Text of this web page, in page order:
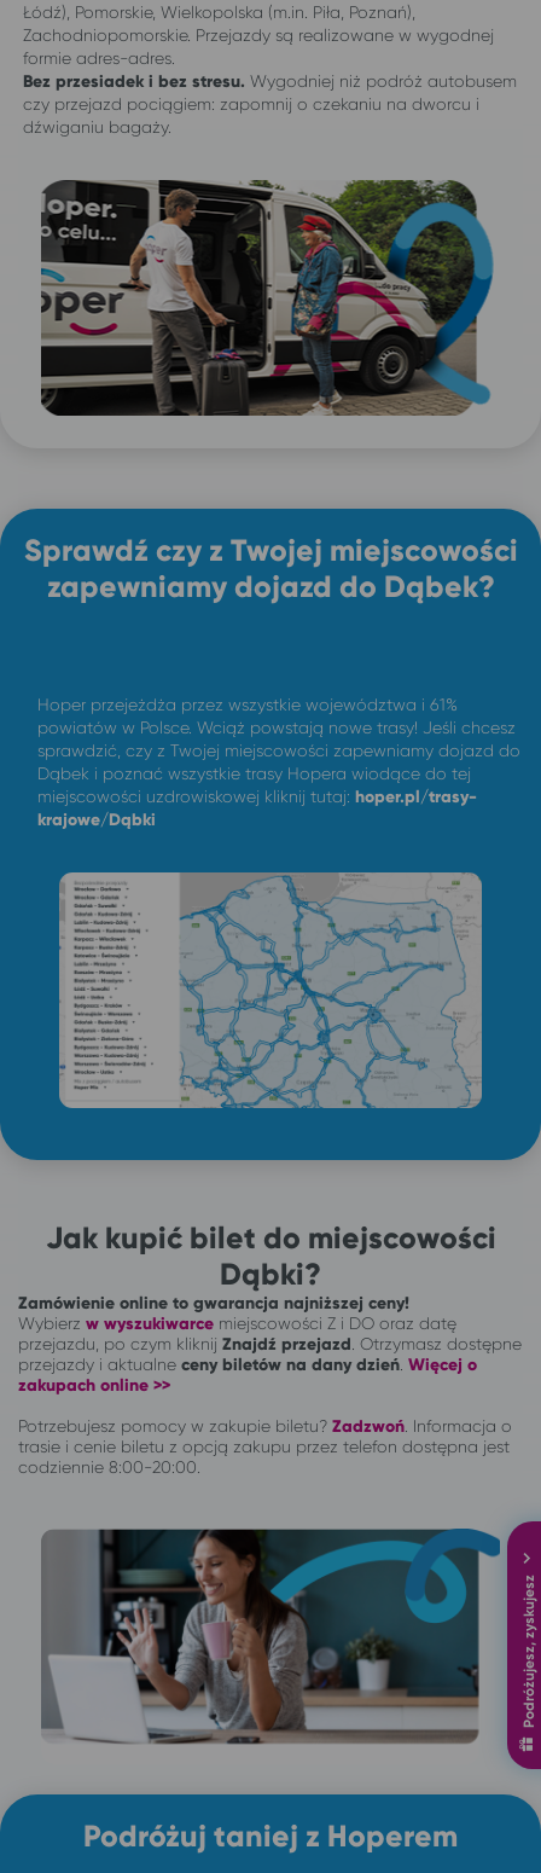
Podróżujesz, zyskujesz
Łódź), Pomorskie, Wielkopolska (m.in. Piła, Poznań),
Zachodniopomorskie. Przejazdy są realizowane w wygodnej
formie adres-adres.
Bez przesiadek i bez stresu. Wygodniej niż podróż autobusem
czy przejazd pociągiem: zapomnij o czekaniu na dworcu i
dźwiganiu bagaży.
Sprawdź czy z Twojej miejscowości
zapewniamy dojazd do Dąbek?
Hoper przejeżdża przez wszystkie województwa i 61%
powiatów w Polsce. Wciąż powstają nowe trasy! Jeśli chcesz
sprawdzić, czy z Twojej miejscowości zapewniamy dojazd do
Dąbek i poznać wszystkie trasy Hopera wiodące do tej
miejscowości uzdrowiskowej kliknij tutaj: hoper.pl/trasy-
krajowe/Dąbki
Jak kupić bilet do miejscowości
Dąbki?
Zamówienie online to gwarancja najniższej ceny!
Wybierz w wyszukiwarce miejscowości Z i DO oraz datę
przejazdu, po czym kliknij Znajdź przejazd . Otrzymasz dostępne
przejazdy i aktualne ceny biletów na dany dzień Więcej o
zakupach online >>
Potrzebujesz pomocy w zakupie biletu? Zadzwoń Informacja o
trasie i cenie biletu z opcją zakupu przez telefon dostępna jest
codziennie 8:00-20:00.
Podróżuj taniej z Hoperem